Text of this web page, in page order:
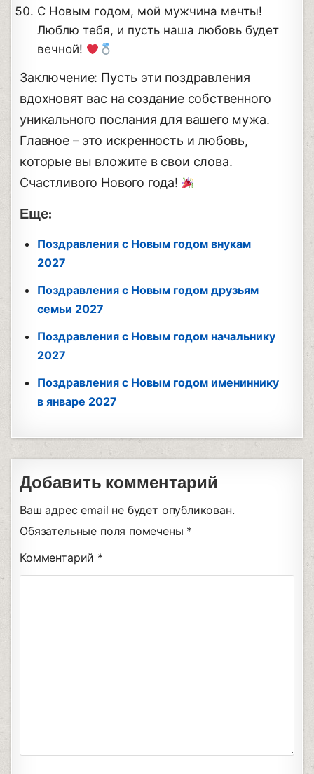
С Новым годом, мой мужчина мечты!
Люблю тебя, и пусть наша любовь будет
вечной!
Заключение: Пусть эти поздравления
вдохновят вас на создание собственного
уникального послания для вашего мужа.
Главное – это искренность и любовь,
которые вы вложите в свои слова.
Счастливого Нового года!
Еще:
Поздравления с Новым годом внукам
2027
Поздравления с Новым годом друзьям
семьи 2027
Поздравления с Новым годом начальнику
2027
Поздравления с Новым годом имениннику
в январе 2027
Добавить комментарий
Ваш адрес email не будет опубликован.
Обязательные поля помечены *
Комментарий *